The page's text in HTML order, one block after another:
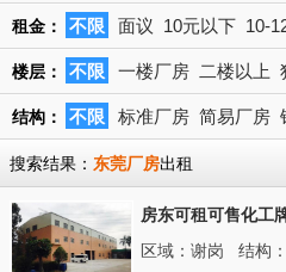
1301-2000平米
5001-10000平米
租金： 不限 面议 10元以下 10-
18-20元
36-40元
楼层： 不限 一楼厂房 二楼以上
结构： 不限 标准厂房 简易厂房
搜索结果： 东莞厂房出租
房东可租可售化工
区域：谢岗 结构